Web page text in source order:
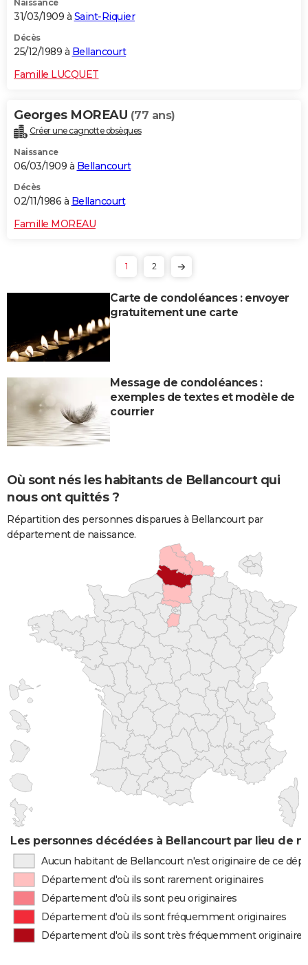
Naissance
31/03/1909 à Saint-Riquier
Décès
25/12/1989 à Bellancourt
Famille LUCQUET
Georges MOREAU (77 ans)
Créer une cagnotte obsèques
Naissance
06/03/1909 à Bellancourt
Décès
02/11/1986 à Bellancourt
Famille MOREAU
1 2
Carte de condoléances : envoyer
gratuitement une carte
Message de condoléances :
exemples de textes et modèle de
courrier
Où sont nés les habitants de Bellancourt qui
nous ont quittés ?
Répartition des personnes disparues à Bellancourt par
département de naissance.
Les personnes décédées à Bellancourt par lieu de
Aucun habitant de Bellancourt n'est originaire de ce
Département d'où ils sont rarement originaires
Département d'où ils sont peu originaires
Département d'où ils sont fréquemment originaires
Département d'où ils sont très fréquemment originaires